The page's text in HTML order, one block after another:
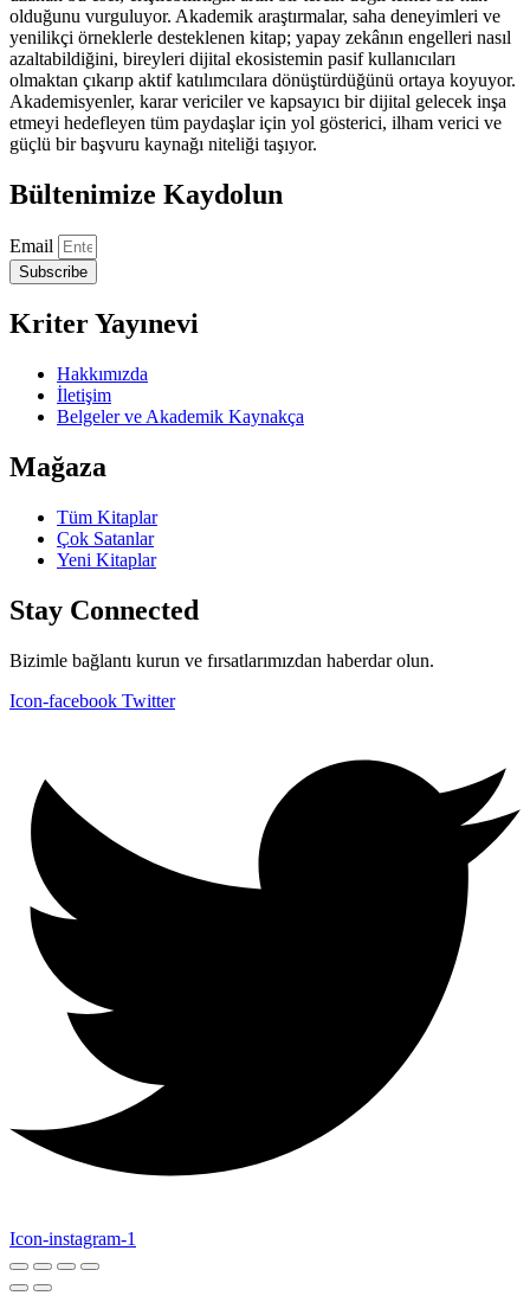
olduğunu vurguluyor. Akademik araştırmalar, saha deneyimleri ve
yenilikçi örneklerle desteklenen kitap; yapay zekânın engelleri nasıl
azaltabildiğini, bireyleri dijital ekosistemin pasif kullanıcıları
olmaktan çıkarıp aktif katılımcılara dönüştürdüğünü ortaya koyuyor.
Akademisyenler, karar vericiler ve kapsayıcı bir dijital gelecek inşa
etmeyi hedefleyen tüm paydaşlar için yol gösterici, ilham verici ve
güçlü bir başvuru kaynağı niteliği taşıyor.
Bültenimize Kaydolun
Email
Subscribe
Kriter Yayınevi
Hakkımızda
İletişim
Belgeler ve Akademik Kaynakça
Mağaza
Tüm Kitaplar
Çok Satanlar
Yeni Kitaplar
Stay Connected
Bizimle bağlantı kurun ve fırsatlarımızdan haberdar olun.
Icon-facebook Twitter
Icon-instagram-1